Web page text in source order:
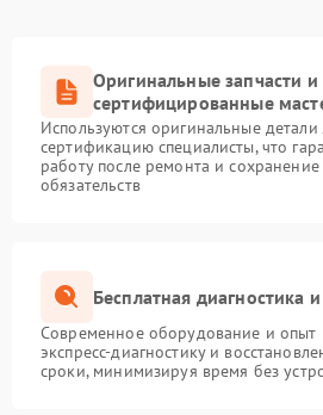
Оригинальные запчасти и
сертифицированные
Используются оригинальные
сертификацию специалисты, что
работу после ремонта и
обязательств
Бесплатная диагностика
Современное оборудование и опыт
экспресс-диагностику и
сроки, минимизируя время без